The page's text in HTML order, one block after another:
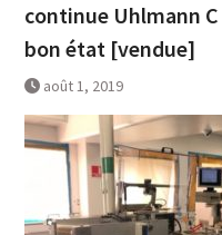
continue Uhlmann C
bon état [vendue]
août 1, 2019